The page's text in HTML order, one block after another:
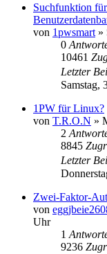
Suchfunktion
von 1pwsmart »
0
10461
Letzter
Samstag,
1PW für Linux?
von T.R.O.N »
2
8845
Letzter
Zwei-Faktor-
von
Uhr
1
9236